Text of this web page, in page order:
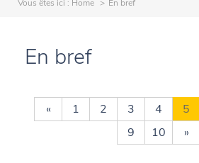
Vous êtes ici : Home En bref
En bref
« 1 2 3 4 5
9
10 »